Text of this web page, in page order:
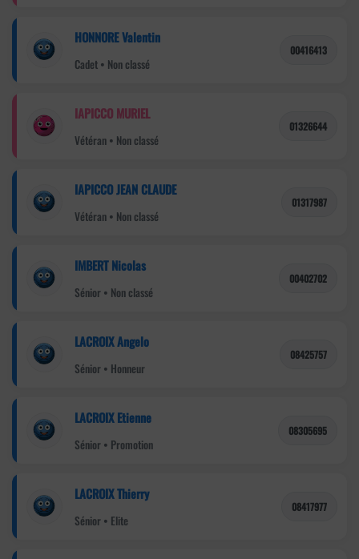
HONNORE Valentin
Cadet • Non classé
00416413
IAPICCO MURIEL
Vétéran • Non classé
01326644
IAPICCO JEAN CLAUDE
Vétéran • Non classé
01317987
IMBERT Nicolas
Sénior • Non classé
00402702
LACROIX Angelo
Sénior • Honneur
08425757
LACROIX Etienne
Sénior • Promotion
08305695
LACROIX Thierry
Sénior • Elite
08417977